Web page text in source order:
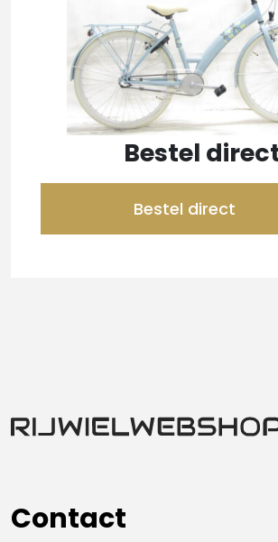
Bestel
Bestel direct
Contact